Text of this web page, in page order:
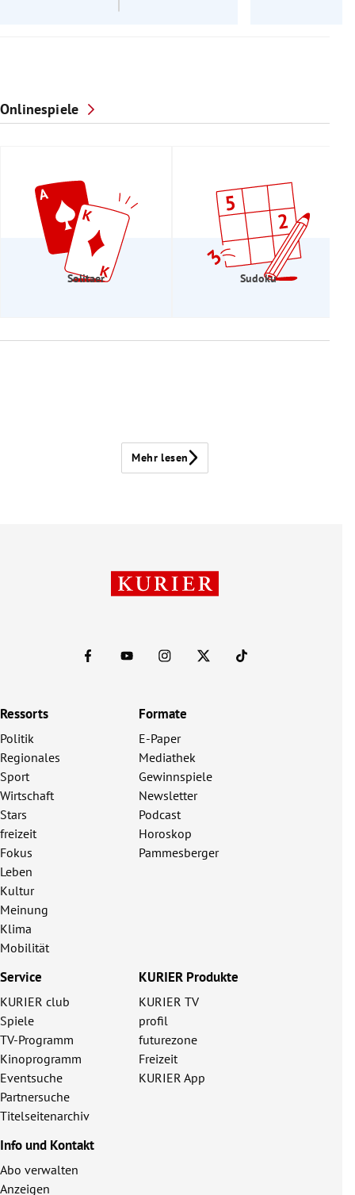
Onlinespiele
Solitaer Sudoku
Mehr lesen
Ressorts
Politik
Regionales
Sport
Wirtschaft
Stars
freizeit
Fokus
Leben
Kultur
Meinung
Klima
Mobilität
Formate
E-Paper
Mediathek
Gewinnspiele
Newsletter
Podcast
Horoskop
Pammesberger
Service
KURIER club
Spiele
TV-Programm
Kinoprogramm
Eventsuche
Partnersuche
Titelseitenarchiv
KURIER Produkte
KURIER TV
profil
futurezone
Freizeit
KURIER App
Info und Kontakt
Abo verwalten
Anzeigen